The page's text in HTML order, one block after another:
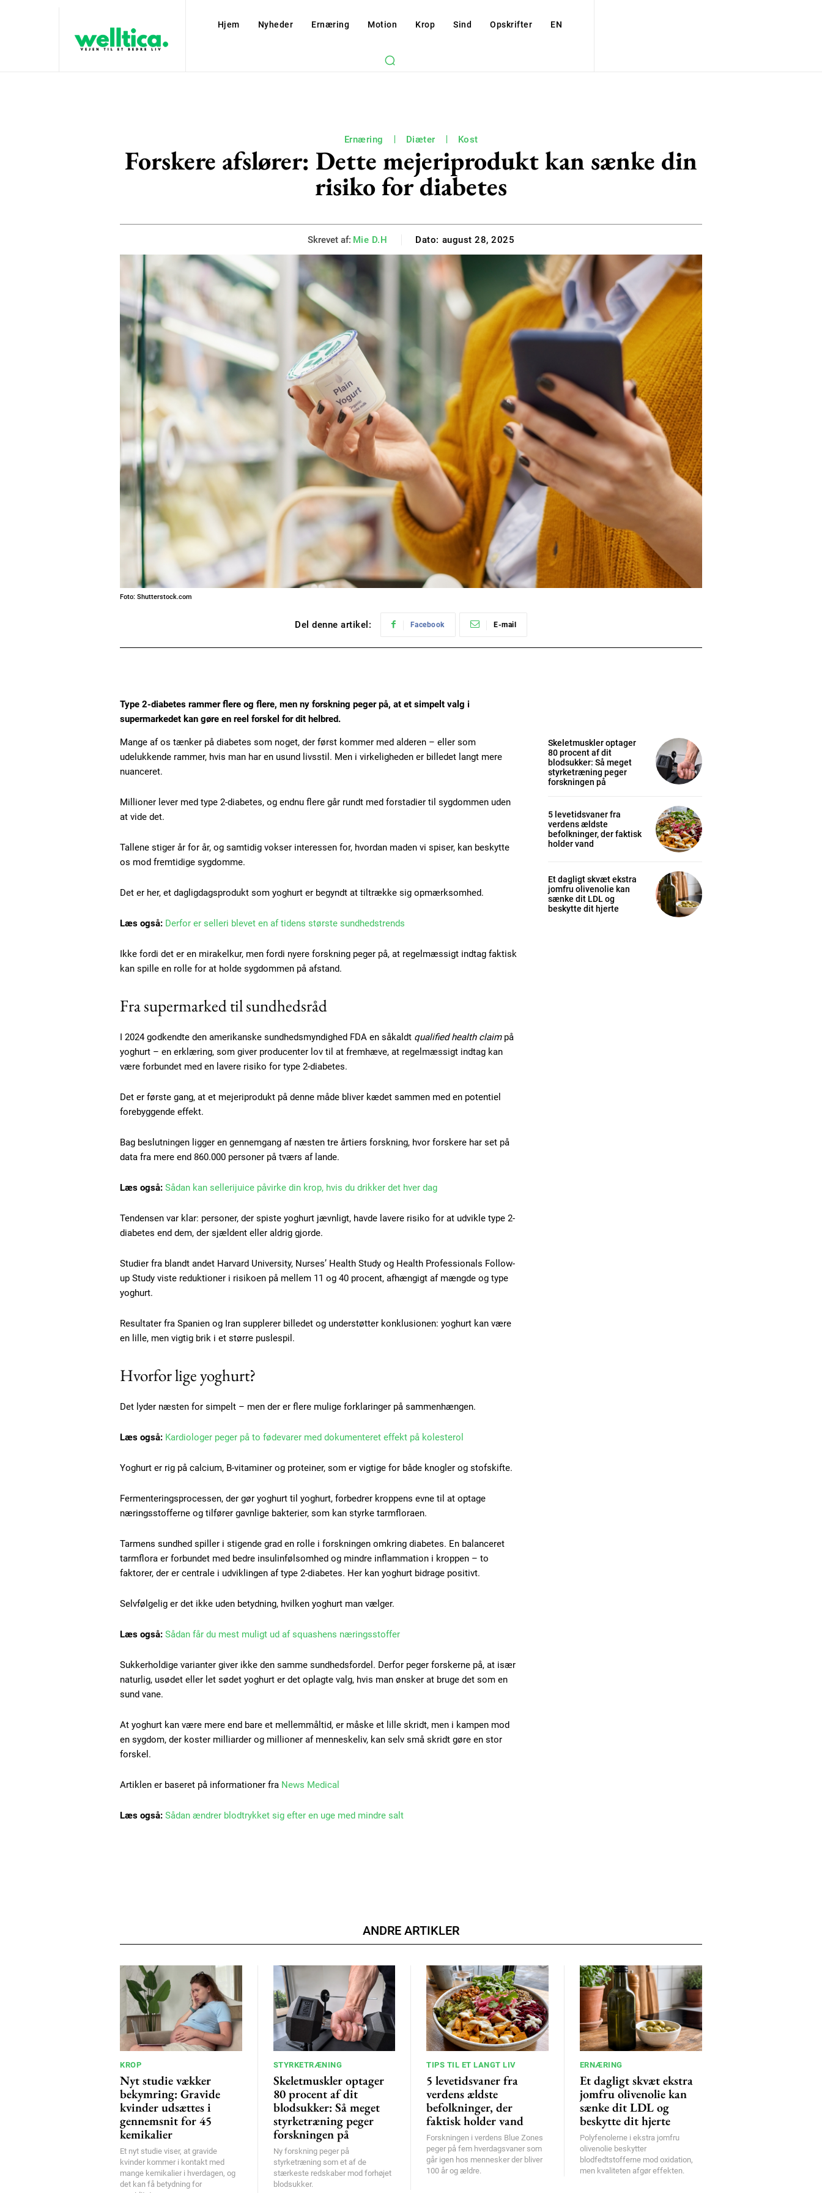
Free limited access
Gratis / forever
Etiam est nibh, lobortis sit
Praesent euismod ac
Nullam eu erat condimentum
Donec quis est ac felis
Orci varius natoque dolor
Member full access
100DKK
Etiam est nibh, lobortis sit
Orci varius natoque dolor
Hjem Nyheder Ernæring Motion Krop Sind Opskrifter EN
Ernæring Diæter Kost
Forskere afslører: Dette mejeriprodukt kan sænke din
risiko for diabetes
Skrevet af: Mie D.H Dato: august 28, 2025
Foto: Shutterstock.com
Del denne artikel: Facebook E-mail
Type 2-diabetes rammer flere og flere, men ny forskning peger på, at et simpelt valg i
supermarkedet kan gøre en reel forskel for dit helbred.
Mange af os tænker på diabetes som noget, der først kommer med alderen – eller som
udelukkende rammer, hvis man har en usund livsstil. Men i virkeligheden er billedet langt mere
nuanceret.
Millioner lever med type 2-diabetes, og endnu flere går rundt med forstadier til sygdommen uden
at vide det.
Tallene stiger år for år, og samtidig vokser interessen for, hvordan maden vi spiser, kan beskytte
os mod fremtidige sygdomme.
Det er her, et dagligdagsprodukt som yoghurt er begyndt at tiltrække sig opmærksomhed.
Læs også: Derfor er selleri blevet en af tidens største sundhedstrends
Ikke fordi det er en mirakelkur, men fordi nyere forskning peger på, at regelmæssigt indtag faktisk
kan spille en rolle for at holde sygdommen på afstand.
Fra supermarked til sundhedsråd
I 2024 godkendte den amerikanske sundhedsmyndighed FDA en såkaldt qualified health claimpå
yoghurt – en erklæring, som giver producenter lov til at fremhæve, at regelmæssigt indtag kan
være forbundet med en lavere risiko for type 2-diabetes.
Det er første gang, at et mejeriprodukt på denne måde bliver kædet sammen med en potentiel
forebyggende effekt.
Bag beslutningen ligger en gennemgang af næsten tre årtiers forskning, hvor forskere har set på
data fra mere end 860.000 personer på tværs af lande.
Læs også: Sådan kan sellerijuice påvirke din krop, hvis du drikker det hver dag
Tendensen var klar: personer, der spiste yoghurt jævnligt, havde lavere risiko for at udvikle type 2-
diabetes end dem, der sjældent eller aldrig gjorde.
Studier fra blandt andet Harvard University, Nurses’ Health Study og Health Professionals Follow-
up Study viste reduktioner i risikoen på mellem 11 og 40 procent, afhængigt af mængde og type
yoghurt.
Resultater fra Spanien og Iran supplerer billedet og understøtter konklusionen: yoghurt kan være
en lille, men vigtig brik i et større puslespil.
Hvorfor lige yoghurt?
Det lyder næsten for simpelt – men der er flere mulige forklaringer på sammenhængen.
Læs også: Kardiologer peger på to fødevarer med dokumenteret effekt på kolesterol
Yoghurt er rig på calcium, B-vitaminer og proteiner, som er vigtige for både knogler og stofskifte.
Fermenteringsprocessen, der gør yoghurt til yoghurt, forbedrer kroppens evne til at optage
næringsstofferne og tilfører gavnlige bakterier, som kan styrke tarmfloraen.
Tarmens sundhed spiller i stigende grad en rolle i forskningen omkring diabetes. En balanceret
tarmflora er forbundet med bedre insulinfølsomhed og mindre inflammation i kroppen – to
faktorer, der er centrale i udviklingen af type 2-diabetes. Her kan yoghurt bidrage positivt.
Selvfølgelig er det ikke uden betydning, hvilken yoghurt man vælger.
Læs også: Sådan får du mest muligt ud af squashens næringsstoffer
Sukkerholdige varianter giver ikke den samme sundhedsfordel. Derfor peger forskerne på, at især
naturlig, usødet eller let sødet yoghurt er det oplagte valg, hvis man ønsker at bruge det som en
sund vane.
At yoghurt kan være mere end bare et mellemmåltid, er måske et lille skridt, men i kampen mod
en sygdom, der koster milliarder og millioner af menneskeliv, kan selv små skridt gøre en stor
forskel.
Artiklen er baseret på informationer fra News Medical
Læs også: Sådan ændrer blodtrykket sig efter en uge med mindre salt
Skeletmuskler optager
80 procent af dit
blodsukker: Så meget
styrketræning peger
forskningen på
5 levetidsvaner fra
verdens ældste
befolkninger, der faktisk
holder vand
Et dagligt skvæt ekstra
jomfru olivenolie kan
sænke dit LDL og
beskytte dit hjerte
ANDRE ARTIKLER
KROP
Nyt studie vækker
bekymring: Gravide
kvinder udsættes i
gennemsnit for 45
kemikalier
Et nyt studie viser, at gravide
kvinder kommer i kontakt med
mange kemikalier i hverdagen, og
det kan få betydning for
STYRKETRÆNING
Skeletmuskler optager
80 procent af dit
blodsukker: Så meget
styrketræning peger
forskningen på
Ny forskning peger på
styrketræning som et af de
stærkeste redskaber mod forhøjet
blodsukker.
TIPS TIL ET LANGT LIV
5 levetidsvaner fra
verdens ældste
befolkninger, der
faktisk holder vand
Forskningen i verdens Blue Zones
peger på fem hverdagsvaner som
går igen hos mennesker der bliver
100 år og ældre.
ERNÆRING
Et dagligt skvæt ekstra
jomfru olivenolie kan
sænke dit LDL og
beskytte dit hjerte
Polyfenolerne i ekstra jomfru
olivenolie beskytter
blodfedtstofferne mod oxidation,
men kvaliteten afgør effekten.